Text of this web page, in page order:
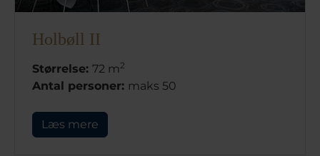
Holbøll II
Størrelse: 72 m2
Antal personer: maks 50
Læs mere